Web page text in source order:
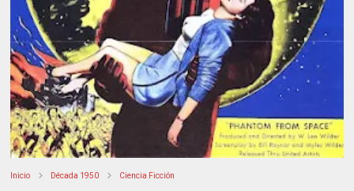
Inicio Década 1950 Ciencia Ficción